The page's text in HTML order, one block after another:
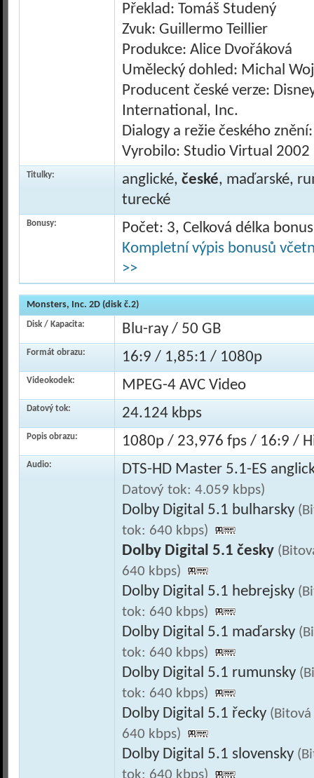
Překlad: Tomáš Studený
Zvuk: Guillermo Teillier
Produkce: Alice Dvořáková
Umělecký dohled: Michal
Producent české verze:
International, Inc.
Dialogy a režie českého
Vyrobilo: Studio Virtual 2002
Titulky: anglické, české, maďarské,
turecké
Bonusy:
Počet: 3, Celková délka
Kompletní výpis bonusů
>>
Monsters, Inc. 2D (disk č.2)
Disk / Kapacita: Blu-ray / 50 GB
Formát obrazu: 16:9 / 1,85:1 / 1080p
Videokodek: MPEG-4 AVC Video
Datový tok: 24.124 kbps
Popis obrazu: 1080p / 23,976 fps / 16:9 /
Audio: DTS-HD Master 5.1-ES
Datový tok: 4.059 kbps)
Dolby Digital 5.1 bulharsky
tok: 640 kbps)
Dolby Digital 5.1 česky
640 kbps)
Dolby Digital 5.1 hebrejsky
tok: 640 kbps)
Dolby Digital 5.1 maďarsky
tok: 640 kbps)
Dolby Digital 5.1 rumunsky
tok: 640 kbps)
Dolby Digital 5.1 řecky
640 kbps)
Dolby Digital 5.1 slovensky
tok: 640 kbps)